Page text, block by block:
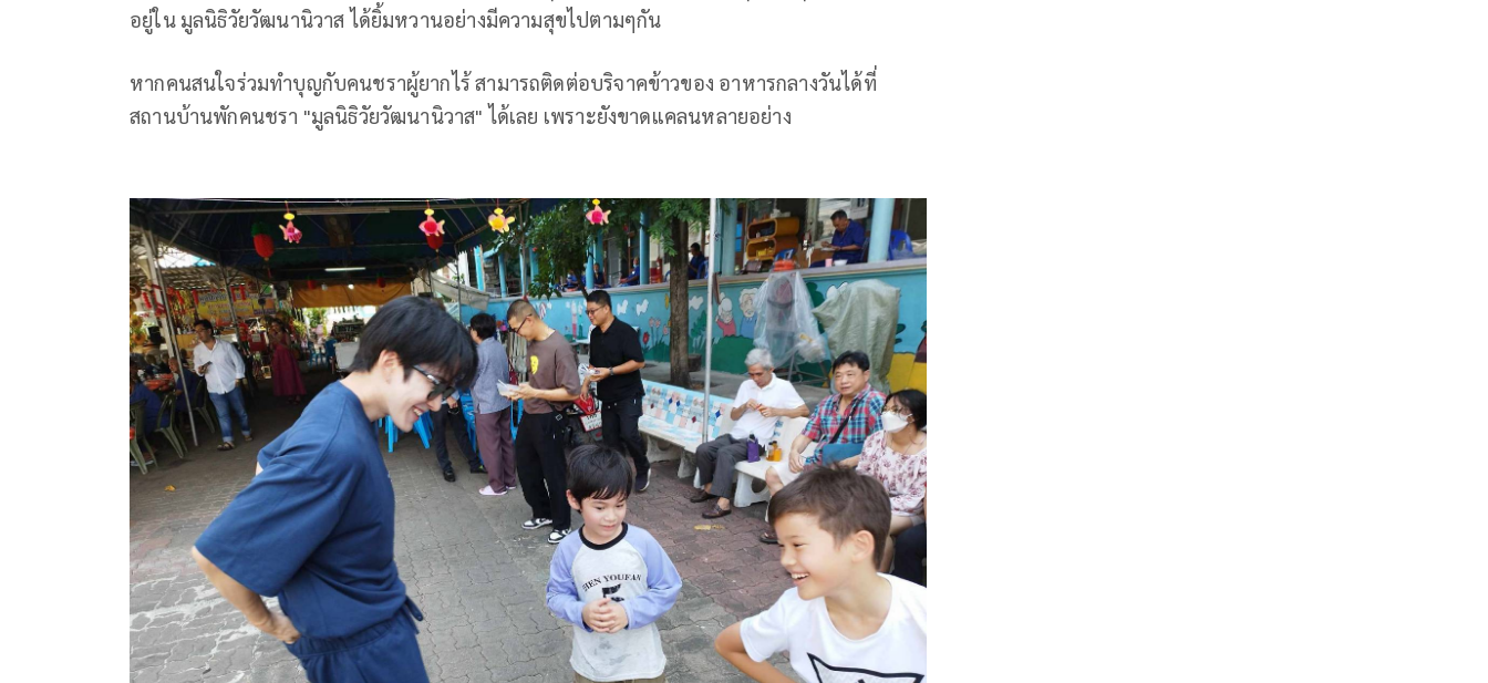
อยู่ใน มูลนิธิวัยวัฒนานิวาส ได้ยิ้มหวานอย่างมีความสุขไปตามๆกัน
หากคนสนใจร่วมทำบุญกับคนชราผู้ยากไร้ สามารถติดต่อบริจาคข้าวของ อาหารกลางวันได้ที่
สถานบ้านพักคนชรา "มูลนิธิวัยวัฒนานิวาส" ได้เลย เพราะยังขาดแคลนหลายอย่าง